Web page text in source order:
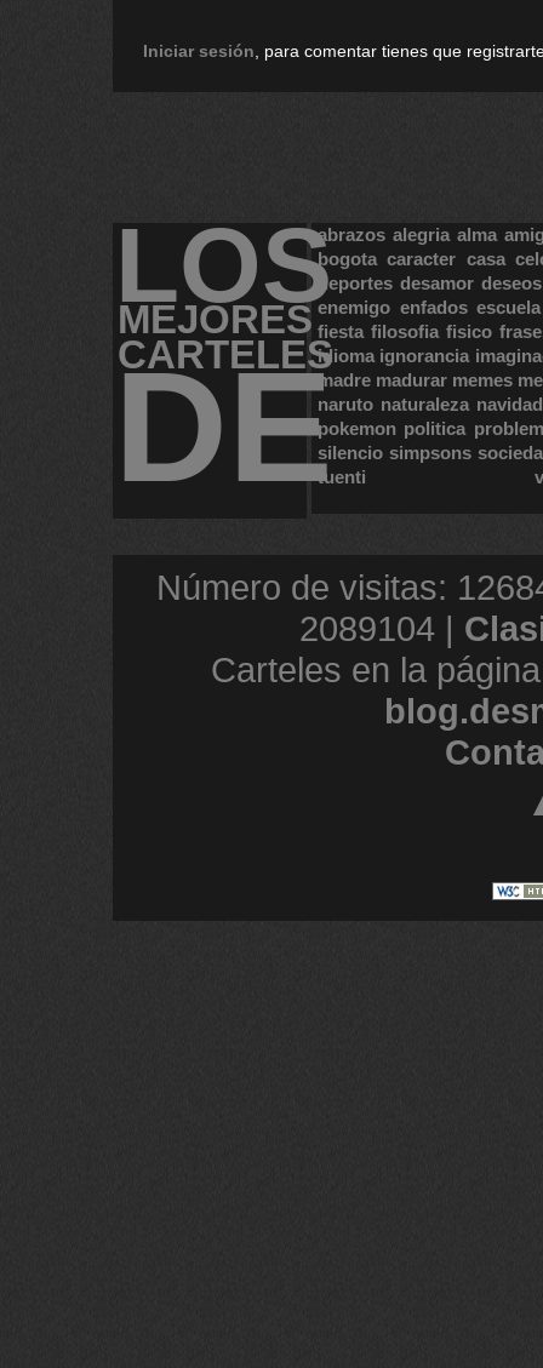
Iniciar sesión , para comentar tienes que
LOS
MEJORES
CARTELES
DE
abrazos alegria alma
bogota caracter casa
deportes desamor deseos
enemigo enfados escuela
fiesta filosofia fisico
idioma ignorancia
madre madurar memes
naruto naturaleza navidad
pokemon politica
silencio simpsons
tuenti
Número de visitas:
2089104 |
Carteles en la